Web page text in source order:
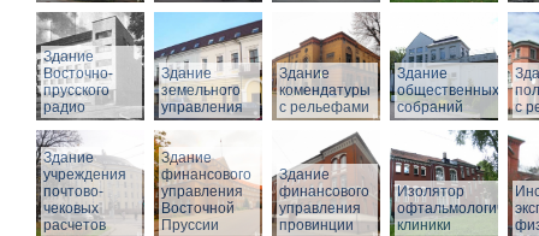
Здание
Восточно-
прусского
радио
Здание
земельного
управления
Здание
комендатуры
с рельефами
Здание
общественных
собраний
с
Здание
учреждения
почтово-
чековых
расчетов
Здание
финансового
управления
Восточной
Пруссии
Здание
финансового
управления
провинции
Изолятор
клиники